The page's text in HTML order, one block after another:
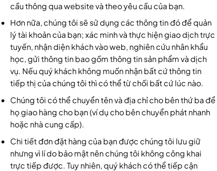
cầu thông qua website và theo yêu cầu của bạn.
Hơn nữa, chúng tôi sẽ sử dụng các thông tin đó để quản
lý tài khoản của bạn; xác minh và thực hiện giao dịch trực
tuyến, nhận diện khách vào web, nghiên cứu nhân khẩu
học, gửi thông tin bao gồm thông tin sản phẩm và dịch
vụ. Nếu quý khách không muốn nhận bất cứ thông tin
tiếp thị của chúng tôi thì có thể từ chối bất cứ lúc nào.
Chúng tôi có thể chuyển tên và địa chỉ cho bên thứ ba để
họ giao hàng cho bạn (ví dụ cho bên chuyển phát nhanh
hoặc nhà cung cấp).
Chi tiết đơn đặt hàng của bạn được chúng tôi lưu giữ
nhưng vì lí do bảo mật nên chúng tôi không công khai
trực tiếp được. Tuy nhiên, quý khách có thể tiếp cận